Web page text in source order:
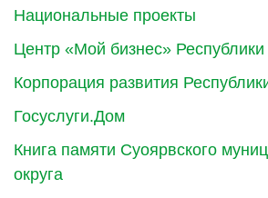
Национальные проекты
Центр «Мой бизнес»
Корпорация развития
Госуслуги.Дом
Книга памяти Суоярвского
округа